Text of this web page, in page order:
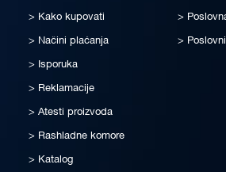
Kako kupovati
Načini plaćanja
Isporuka
Reklamacije
Atesti proizvoda
Rashladne komore
Katalog